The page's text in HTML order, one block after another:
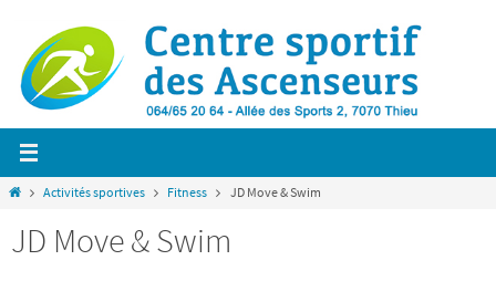
contenu
HomeActivités sportives Fitness JD Move & Swim
JD Move & Swim